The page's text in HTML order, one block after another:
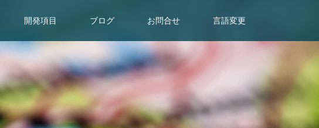
開発項目 ブログ お問合せ 言語変更